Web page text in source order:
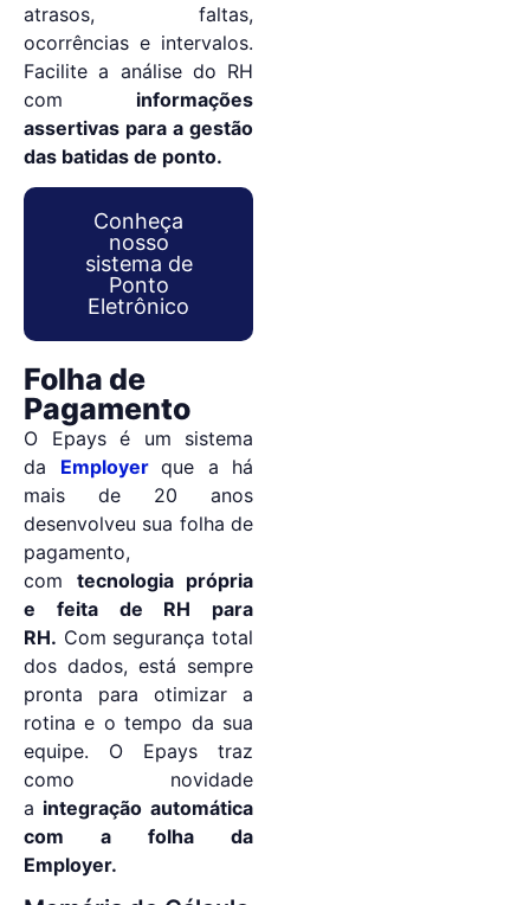
atrasos, faltas,
ocorrências e intervalos.
Facilite a análise do RH
com informações
assertivas para a gestão
das batidas de ponto.
Conheça
nosso
sistema de
Ponto
Eletrônico
Folha de
Pagamento
O Epays é um sistema
da Employer que a há
mais de 20 anos
desenvolveu sua folha de
pagamento,
com tecnologia própria
e feita de RH para
RH. Com segurança total
dos dados, está sempre
pronta para otimizar a
rotina e o tempo da sua
equipe. O Epays traz
como novidade
a integração automática
com a folha da
Employer.